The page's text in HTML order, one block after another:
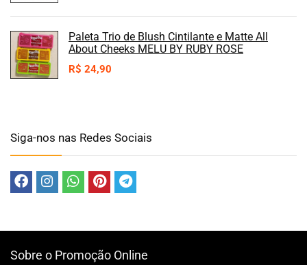
Paleta Trio de Blush Cintilante e Matte All
About Cheeks MELU BY RUBY ROSE
R$ 24,90
Siga-nos nas Redes Sociais
Sobre o Promoção Online